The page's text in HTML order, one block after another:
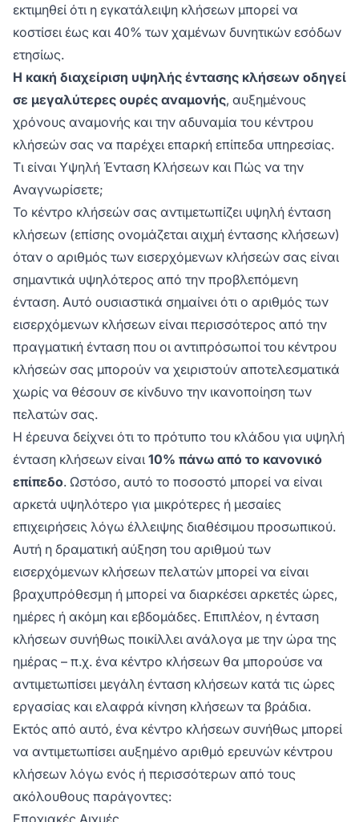
εκτιμηθεί ότι η εγκατάλειψη κλήσεων μπορεί να
κοστίσει έως και 40% των χαμένων δυνητικών εσόδων
ετησίως.
Η κακή διαχείριση υψηλής έντασης κλήσεων οδηγεί
σε μεγαλύτερες ουρές αναμονής, αυξημένους
χρόνους αναμονής και την αδυναμία του κέντρου
κλήσεών σας να παρέχει επαρκή επίπεδα υπηρεσίας.
Τι είναι Υψηλή Ένταση Κλήσεων και Πώς να την
Αναγνωρίσετε;
Το κέντρο κλήσεών σας αντιμετωπίζει υψηλή ένταση
κλήσεων (επίσης ονομάζεται αιχμή έντασης κλήσεων)
όταν ο αριθμός των εισερχόμενων κλήσεών σας είναι
σημαντικά υψηλότερος από την προβλεπόμενη
ένταση. Αυτό ουσιαστικά σημαίνει ότι ο αριθμός των
εισερχόμενων κλήσεων είναι περισσότερος από την
πραγματική ένταση που οι αντιπρόσωποί του κέντρου
κλήσεών σας μπορούν να χειριστούν αποτελεσματικά
χωρίς να θέσουν σε κίνδυνο την ικανοποίηση των
πελατών σας.
Η έρευνα δείχνει ότι το πρότυπο του κλάδου για υψηλή
ένταση κλήσεων είναι 10% πάνω από το κανονικό
επίπεδο. Ωστόσο, αυτό το ποσοστό μπορεί να είναι
αρκετά υψηλότερο για μικρότερες ή μεσαίες
επιχειρήσεις λόγω έλλειψης διαθέσιμου προσωπικού.
Αυτή η δραματική αύξηση του αριθμού των
εισερχόμενων κλήσεων πελατών μπορεί να είναι
βραχυπρόθεσμη ή μπορεί να διαρκέσει αρκετές ώρες,
ημέρες ή ακόμη και εβδομάδες. Επιπλέον, η ένταση
κλήσεων συνήθως ποικίλλει ανάλογα με την ώρα της
ημέρας – π.χ. ένα κέντρο κλήσεων θα μπορούσε να
αντιμετωπίσει μεγάλη ένταση κλήσεων κατά τις ώρες
εργασίας και ελαφρά κίνηση κλήσεων τα βράδια.
Εκτός από αυτό, ένα κέντρο κλήσεων συνήθως μπορεί
να αντιμετωπίσει αυξημένο αριθμό ερευνών κέντρου
κλήσεων λόγω ενός ή περισσότερων από τους
ακόλουθους παράγοντες:
Εποχιακές Αιχμές